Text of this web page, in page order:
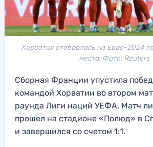
Хорватия отобралась на Евро-2024
места. Фото: Reuters
Сборная Франции упустила
командой Хорватии во втором
раунда Лиги наций УЕФА. Матч
прошел на стадионе «Полюд» в
и завершился со счетом 1:1.